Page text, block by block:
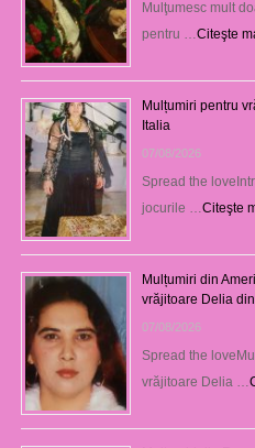
Mulţumesc mult
pentru …Citeşte
Mulțumiri pentru
Italia
07/08/2026
Spread the
jocurile …Citeşte
Mulțumiri din
vrăjitoare Delia
07/08/2026
Spread the
vrăjitoare Delia …